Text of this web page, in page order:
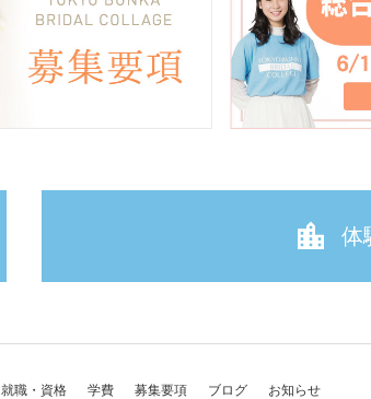
体
就職・資格 学費 募集要項 ブログ お知らせ